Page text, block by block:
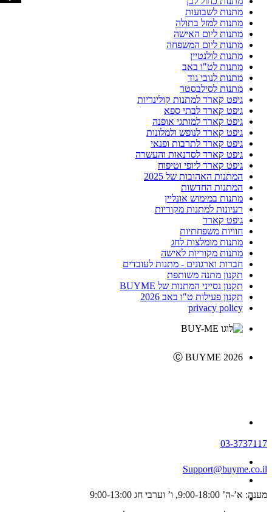
מתנות לשבועות
מתנות למזל בתולה
מתנות ליום האישה
מתנות ליום המשפחה
מתנות לולנטיין
מתנות לט"ו באב
מתנות לנובי גוד
מתנות לסילבסטר
גיפט קארד למתנות קולינריות
גיפט קארד לבתי ספא
גיפט קארד למותגי אופנה
גיפט קארד לנופש ולמלונות
גיפט קארד לתרבות ופנאי
גיפט קארד לסדנאות והעשרה
גיפט קארד ליופי וטיפוח
המתנות האהובות של 2025
המתנות החדשות
מתנות במימוש אונליין
רעיונות למתנות מקוריות
גיפט קארד
חוויות משפחתיות
מתנות מומלצות לחג
מתנות מקוריות לאישה
חברות וארגונים - מתנות לעובדים
תקנון מתנה משותפת
תקנון נסייני המתנות של BUYME
תקנון פעילות ט"ו באב 2026
privacy policy
Ⓒ BUYME 2026
03-3737117
Support@buyme.co.il
מענה: א’-ה’ 9:00-18:00, ו’ וערבי חג 9:00-13:00